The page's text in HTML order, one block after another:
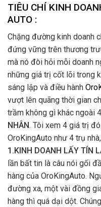
TIÊU CHÍ KINH
AUTO :
Chặng đường kinh doanh
đứng vững trên thương
mà nó đòi hỏi mỗi doanh
những giá trị cốt lõi trong
sáng lập và điều hành
vượt lên quãng thời gian
trầm không gì khác ngoài
NHÂN. Tôi xem 4 giá trị
OroKingAuto như 4 trụ
1.KINH DOANH LẤY TÍN
lần bất tin là câu nói gối
hàng của OroKingAuto.
đường xa, một vài đồng
hàng thì quá dại dột.